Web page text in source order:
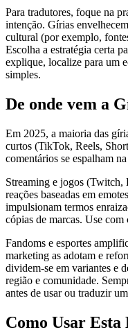
Para tradutores, foque na
intenção. Gírias
cultural (por exemplo,
Escolha a estratégia certa
explique, localize para um
simples.
De onde vem a
Em 2025, a maioria das
curtos (TikTok, Reels,
comentários se espalham
Streaming e jogos (Twitch,
reações baseadas em
impulsionam termos
cópias de marcas. Use
Fandoms e esportes
marketing as adotam e
dividem-se em variantes e
região e comunidade.
antes de usar ou traduzir
Como Usar Esta